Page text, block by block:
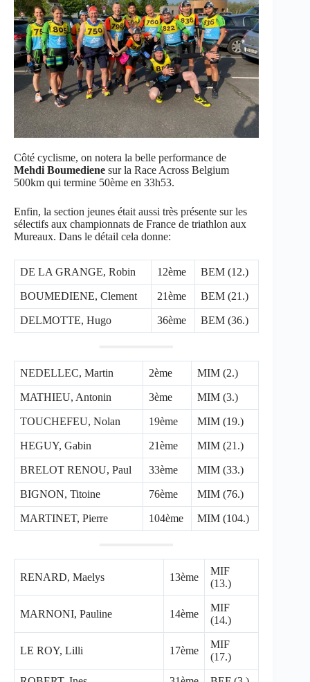
Côté cyclisme, on notera la belle performance de
Mehdi Boumediene sur la Race Across Belgium
500km qui termine 50ème en 33h53.
Enfin, la section jeunes était aussi très présente sur les
sélectifs aux championnats de France de triathlon aux
Mureaux. Dans le détail cela donne:
DE LA GRANGE, Robin 12ème BEM (12.)
BOUMEDIENE, Clement 21ème BEM (21.)
DELMOTTE, Hugo 36ème BEM (36.)
NEDELLEC, Martin 2ème MIM (2.)
MATHIEU, Antonin 3ème MIM (3.)
TOUCHEFEU, Nolan 19ème MIM (19.)
HEGUY, Gabin 21ème MIM (21.)
BRELOT RENOU, Paul 33ème MIM (33.)
BIGNON, Titoine 76ème MIM (76.)
MARTINET, Pierre 104ème MIM (104.)
RENARD, Maelys 13ème
MIF
(13.)
MARNONI, Pauline 14ème
MIF
(14.)
LE ROY, Lilli 17ème
MIF
(17.)